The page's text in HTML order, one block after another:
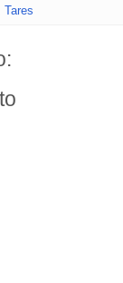
Tares